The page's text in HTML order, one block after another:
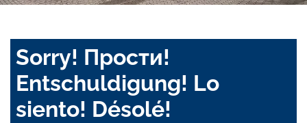
Sorry! Прости!
Entschuldigung! Lo
siento! Désolé!